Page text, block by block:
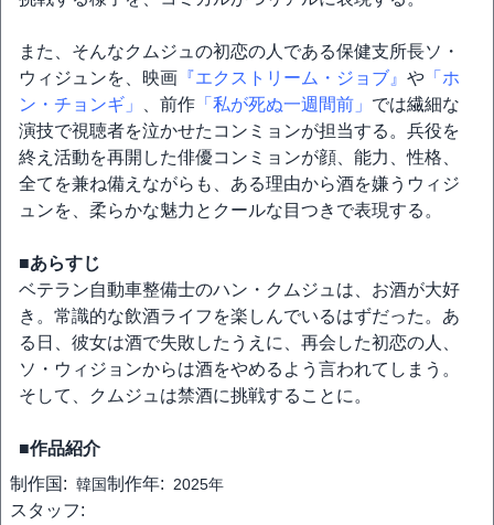
また、そんなクムジュの初恋の人である保健支所長ソ・
ウィジュンを、映画 『エクストリーム・ジョブ』 や 「ホ
ン・チョンギ」
、前作 「私が死ぬ一週間前」 では繊細な
演技で視聴者を泣かせたコンミョンが担当する。兵役を
終え活動を再開した俳優コンミョンが顔、能力、性格、
全てを兼ね備えながらも、ある理由から酒を嫌うウィジ
ュンを、柔らかな魅力とクールな目つきで表現する。
■あらすじ
ベテラン自動車整備士のハン・クムジュは、お酒が大好
き。常識的な飲酒ライフを楽しんでいるはずだった。あ
る日、彼女は酒で失敗したうえに、再会した初恋の人、
ソ・ウィジョンからは酒をやめるよう言われてしまう。
そして、クムジュは禁酒に挑戦することに。
■作品紹介
制作国: 韓国制作年: 2025年
スタッフ: